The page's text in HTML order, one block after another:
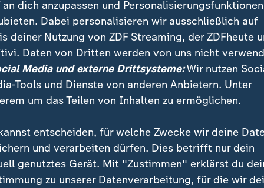
hatte in der vergangenen Woche angekündigt,
Colbert"im Mai 2026 endenwerde. Der für
Satiriker Colbert sei unersetzlich, teilte der Sender
eingestellt.
von "Zensur": Trump jubelt nach Aus für Colberts
eine "rein finanzielle Entscheidung" angesichts der
Night-TV. "Sie hängt nicht mit Zuschauerzahlen,
zusammen", betonte CBS.
an dich anzupassen und Personalisierungsfunktionen
Dabei personalisieren wir ausschließlich auf
deiner Nutzung von ZDF Streaming, der ZDFheute
Daten von Dritten werden von uns nicht
Media und externe Drittsysteme:Wir nutzen
Tools und Dienste von anderen Anbietern. Unter
um das Teilen von Inhalten zu ermöglichen.
entscheiden, für welche Zwecke wir deine
und verarbeiten dürfen. Dies betrifft nur dein
genutztes Gerät. Mit "Zustimmen" erklärst du
zu unserer Datenverarbeitung, für die wir